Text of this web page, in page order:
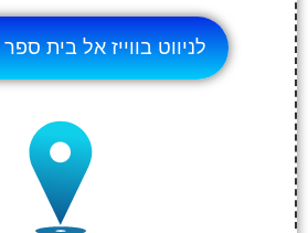
לניווט בווייז אל בית ספר